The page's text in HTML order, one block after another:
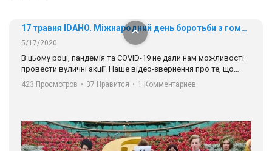
ГАУ є в 16 областях України.
Разом наш голос лунає гучніше!